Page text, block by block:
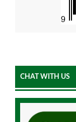
CHAT WITH US